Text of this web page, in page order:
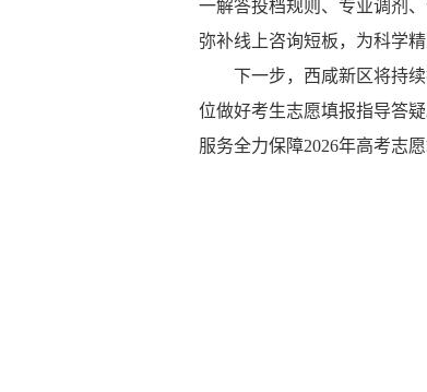
一解答投档规则、专业调剂
弥补线上咨询短板，为科学
下一步，西咸新区将持
位做好考生志愿填报指导答
服务全力保障2026年高考志